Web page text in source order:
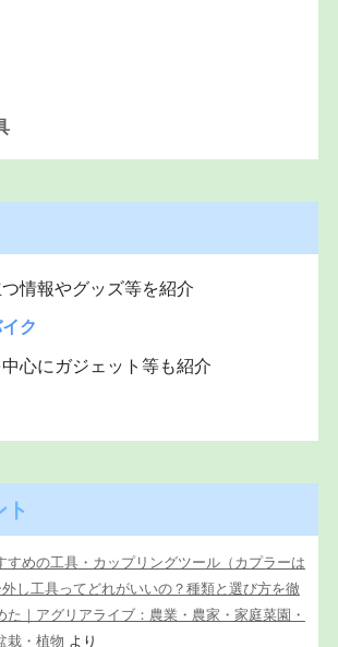
情報やグッズ等を紹介
ク
心にガジェット等も紹介
すめの工具・カップリングツール（カプラーは
外し工具ってどれがいいの？種類と選び方を徹
た｜アグリアライブ：農業・農家・家庭菜園・
栽・植物 より